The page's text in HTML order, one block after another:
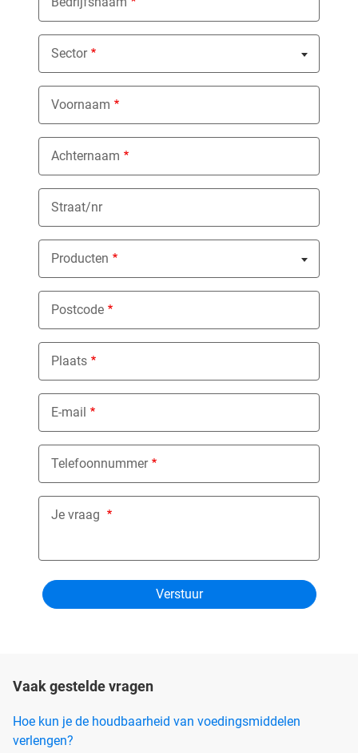
Sector
Nothing selected
Voornaam
Achternaam
Straat/nr
Producten
Nothing selected
Postcode
Plaats
E-mail
Telefoonnummer
Je vraag
Vaak gestelde vragen
Hoe kun je de houdbaarheid van voedingsmiddelen
verlengen?